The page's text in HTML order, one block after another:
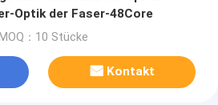
Optik der Faser-48Core
MOQ：10 Stücke
Kontakt